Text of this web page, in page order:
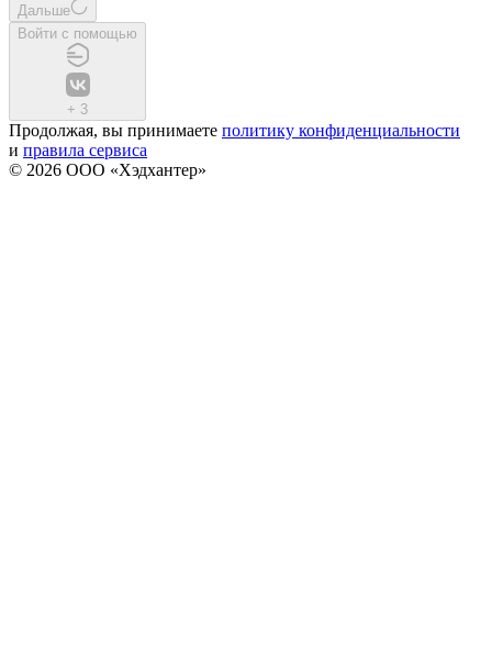
Дальше
Войти с помощью
+ 3
Продолжая, вы принимаете политику конфиденциальности
и правила сервиса
© 2026 ООО «Хэдхантер»